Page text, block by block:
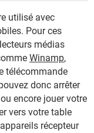
utilisé avec
Pour ces
médias
Winamp,
télécommande
donc arrêter
encore jouer votre
vers votre table
récepteur